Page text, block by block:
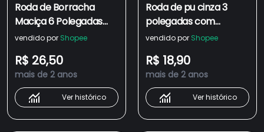
Roda de Borracha
Maciça 6 Polegadas
Com Rolamento De
vendido por Shopee
R$ 26,50
mais de 2 anos
Ver histórico
Roda de pu cinza 3
polegadas com
rolamento de esfera
vendido por Shopee
R$ 18,90
mais de 2 anos
Ver histórico